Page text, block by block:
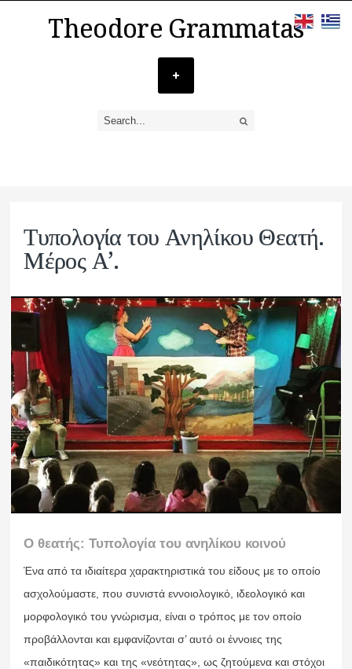
Theodore Grammatas
Τυπολογία του Ανηλίκου Θεατή.
Μέρος Α’.
Ο θεατής: Τυπολογία του ανηλίκου κοινού
Ένα από τα ιδιαίτερα χαρακτηριστικά του είδους με το οποίο
ασχολούμαστε, που συνιστά εννοιολογικό, ιδεολογικό και
μορφολογικό του γνώρισμα, είναι ο τρόπος με τον οποίο
προβάλλονται και εμφανίζονται σ’ αυτό οι έννοιες της
«παιδικότητας» και της «νεότητας», ως ζητούμενα και στόχοι